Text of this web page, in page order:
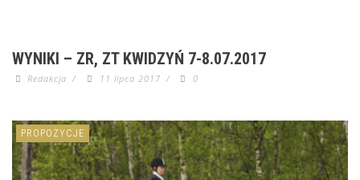
WYNIKI – ZR, ZT KWIDZYŃ 7-8.07.2017
Redakcja / 11 lipca 2017 / 0
PROPOZYCJE